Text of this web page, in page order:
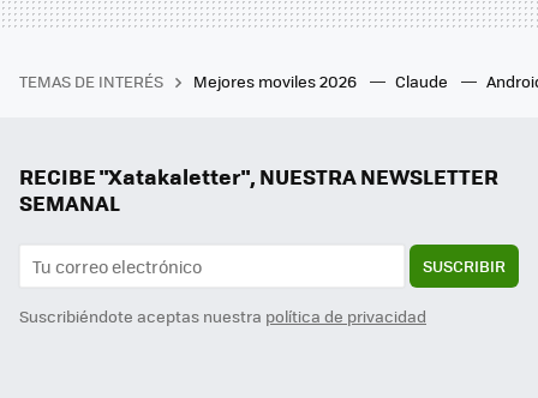
TEMAS DE INTERÉS Mejores moviles 2026 Claude
RECIBE "Xatakaletter", NUESTRA NEWSLETTER
SEMANAL
SUSCRIBIR
Suscribiéndote aceptas nuestra política de privacidad